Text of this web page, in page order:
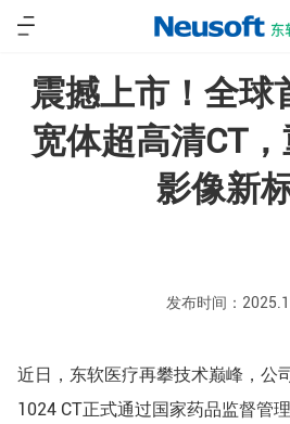
震撼上市！全球
宽体超高清CT
影像新
发布时间：
近日，东软医疗再攀技术巅峰，公
1024 CT正式通过国家药品监督管